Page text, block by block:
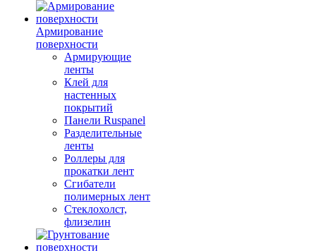
Армирование
поверхности
Армирующие
ленты
Клей для
настенных
покрытий
Панели Ruspanel
Разделительные
ленты
Роллеры для
прокатки лент
Сгибатели
полимерных лент
Стеклохолст,
флизелин